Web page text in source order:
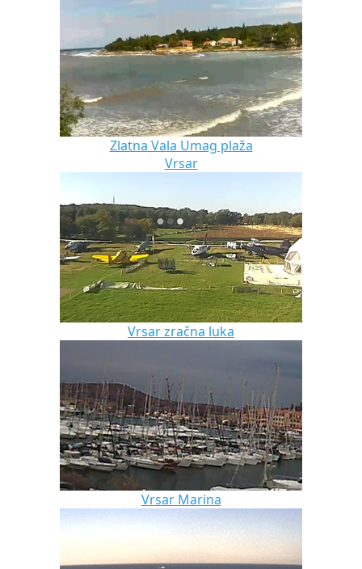
Zlatna Vala Umag plaža
Vrsar
Vrsar zračna luka
Vrsar Marina